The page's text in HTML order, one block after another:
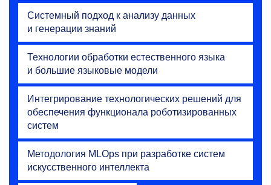
Системный подход к анализу данных
и генерации знаний
Технологии обработки естественного языка
и большие языковые модели
Интегрирование технологических решений для
обеспечения функционала роботизированных
систем
Методология MLOps при разработке систем
искусственного интеллекта